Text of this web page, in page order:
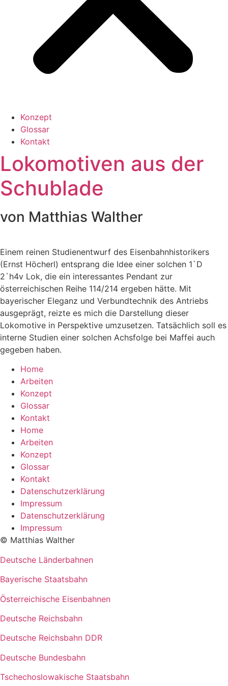
Konzept
Glossar
Kontakt
Lokomotiven aus der
Schublade
von Matthias Walther
Einem reinen Studienentwurf des Eisenbahnhistorikers
(Ernst Höcherl) entsprang die Idee einer solchen 1`D
2`h4v Lok, die ein interessantes Pendant zur
österreichischen Reihe 114/214 ergeben hätte. Mit
bayerischer Eleganz und Verbundtechnik des Antriebs
ausgeprägt, reizte es mich die Darstellung dieser
Lokomotive in Perspektive umzusetzen. Tatsächlich soll es
interne Studien einer solchen Achsfolge bei Maffei auch
gegeben haben.
Home
Arbeiten
Konzept
Glossar
Kontakt
Home
Arbeiten
Konzept
Glossar
Kontakt
Datenschutzerklärung
Impressum
Datenschutzerklärung
Impressum
© Matthias Walther
Deutsche Länderbahnen
Bayerische Staatsbahn
Österreichische Eisenbahnen
Deutsche Reichsbahn
Deutsche Reichsbahn DDR
Deutsche Bundesbahn
Tschechoslowakische Staatsbahn